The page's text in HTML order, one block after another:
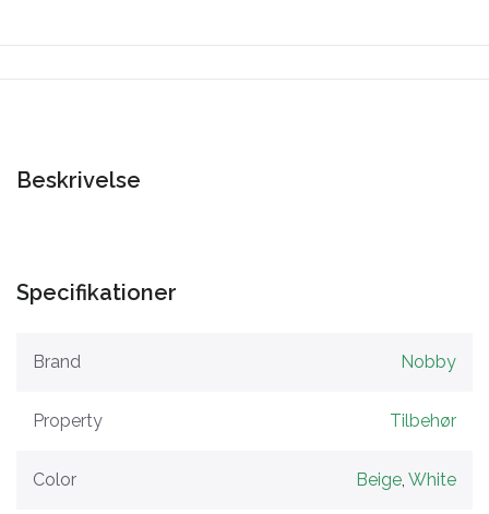
Beskrivelse
Specifikationer
Brand Nobby
Property Tilbehør
Color Beige, White